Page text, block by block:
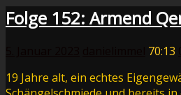
Folge 152: Armend
70:13
19 Jahre alt, ein echtes